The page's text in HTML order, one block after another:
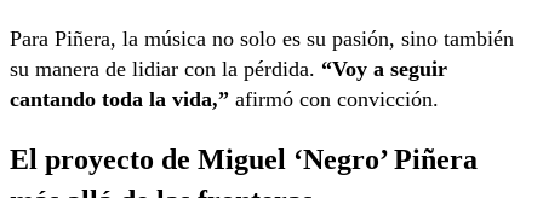
Para Piñera, la música no solo es su pasión, sino también
su manera de lidiar con la pérdida. “Voy a seguir
cantando toda la vida,” afirmó con convicción.
El proyecto de Miguel ‘Negro’ Piñera